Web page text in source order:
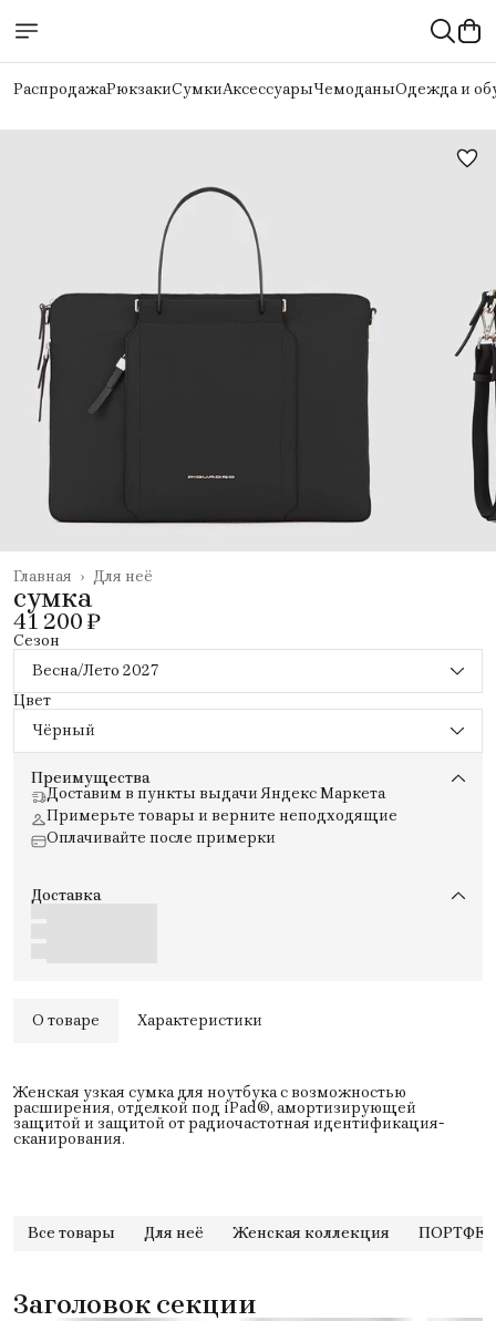
РаспродажаРюкзакиСумкиАксессуарыЧемоданыОдежда и
Для неё
Главная ›
сумка
41 200 ₽
Сезон
Весна/Лето 2027
Цвет
Чёрный
Преимущества
Доставим в пункты выдачи Яндекс Маркета
Примерьте товары и верните неподходящие
Оплачивайте после примерки
Доставка
О товаре Характеристики
Женская узкая сумка для ноутбука с возможностью
расширения, отделкой под iPad®, амортизирующей
защитой и защитой от радиочастотная идентификация-
сканирования.
Все товары Для неё Женская коллекция
Заголовок секции